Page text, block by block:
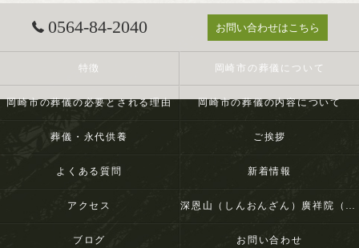
0564-84-2040 お問い合わせはこちら
特徴 岡崎市の葬儀について
岡崎市の葬儀の必要とされる理由 岡崎市の葬儀の内容について
葬儀・永代供養 ご挨拶
よくある質問 新着情報
アクセス 深恩山（しんおんざん）廣祥院（こうしょういん）
ブログ お問い合わせ